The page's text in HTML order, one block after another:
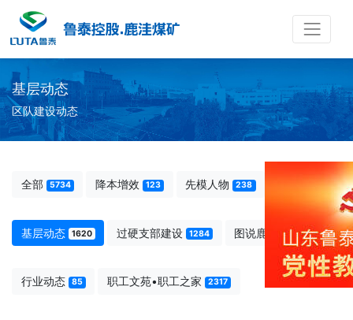
基层动态
区队建设动态
全部 5734 降本增效 123 先模人物 238
基层动态 1620 过硬支部建设 1284 图说鹿洼 66
行业动态 85 职工文苑•职工之家 2317